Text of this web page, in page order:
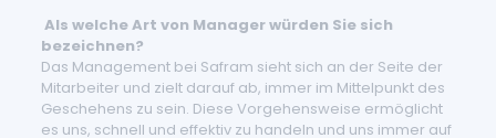
Als welche Art von Manager würden Sie sich
bezeichnen?
Das Management bei Safram sieht sich an der Seite der
Mitarbeiter und zielt darauf ab, immer im Mittelpunkt des
Geschehens zu sein. Diese Vorgehensweise ermöglicht
es uns, schnell und effektiv zu handeln und uns immer auf